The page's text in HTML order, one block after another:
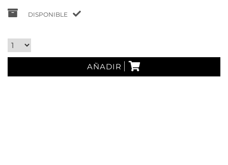
DISPONIBLE
AÑADIR